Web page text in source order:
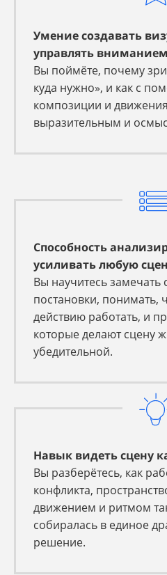
Умение создавать
управлять
Вы поймёте, почему
куда нужно», и как с
композиции и
выразительным и
Способность
усиливать любую
Вы научитесь замечать
постановки, понимать,
действию работать, и
которые делают сцену
убедительной.
Навык видеть сцену
Вы разберётесь, как
конфликта,
движением и ритмом
собиралась в единое
решение.